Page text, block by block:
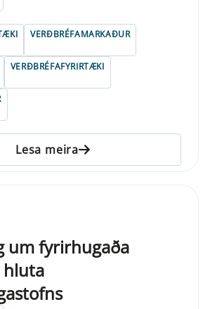
VERÐBRÉFAMARKAÐUR
VERÐBRÉFAFYRIRTÆKI
Lesa meira
um fyrirhugaða